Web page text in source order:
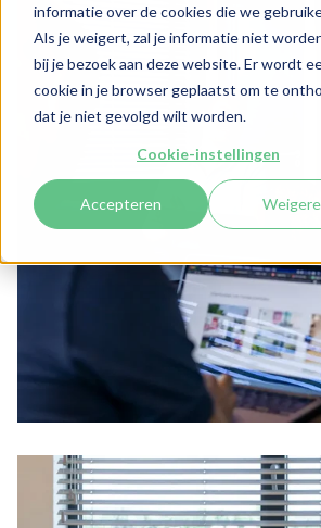
informatie over de cookies die we
Als je weigert, zal je informatie niet
bij je bezoek aan deze website. Er wordt
cookie in je browser geplaatst om te
dat je niet gevolgd wilt worden.
Cookie-instellingen
Accepteren